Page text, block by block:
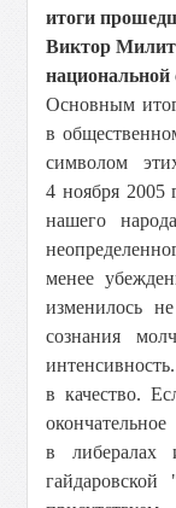
итоги
Виктор
национальной
Основным
в
символом
4 ноября 2005
нашего
менее
изменилось
сознания
в качество.
в либералах